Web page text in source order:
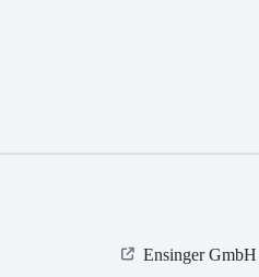
Ensinger GmbH